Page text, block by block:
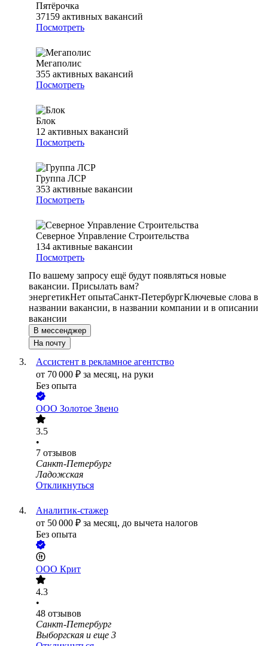
Пятёрочка
37159 активных вакансий
Посмотреть
Мегаполис
355 активных вакансий
Посмотреть
Блок
12 активных вакансий
Посмотреть
Группа ЛСР
353 активные вакансии
Посмотреть
Северное Управление Строительства
134 активные вакансии
Посмотреть
По вашему запросу ещё будут появляться новые
вакансии. Присылать вам?
энергетикНет опытаСанкт-ПетербургКлючевые слова в
названии вакансии, в названии компании и в описании
вакансии
В мессенджер
На почту
Ассистент в рекламное агентство
от 70 000 ₽ за месяц, на руки
Без опыта
ООО Золотое Звено
3.5
•
7 отзывов
Санкт-Петербург
Ладожская
Откликнуться
Аналитик-стажер
от 50 000 ₽ за месяц, до вычета налогов
Без опыта
ООО Крит
4.3
•
48 отзывов
Санкт-Петербург
Выборгская и еще 3